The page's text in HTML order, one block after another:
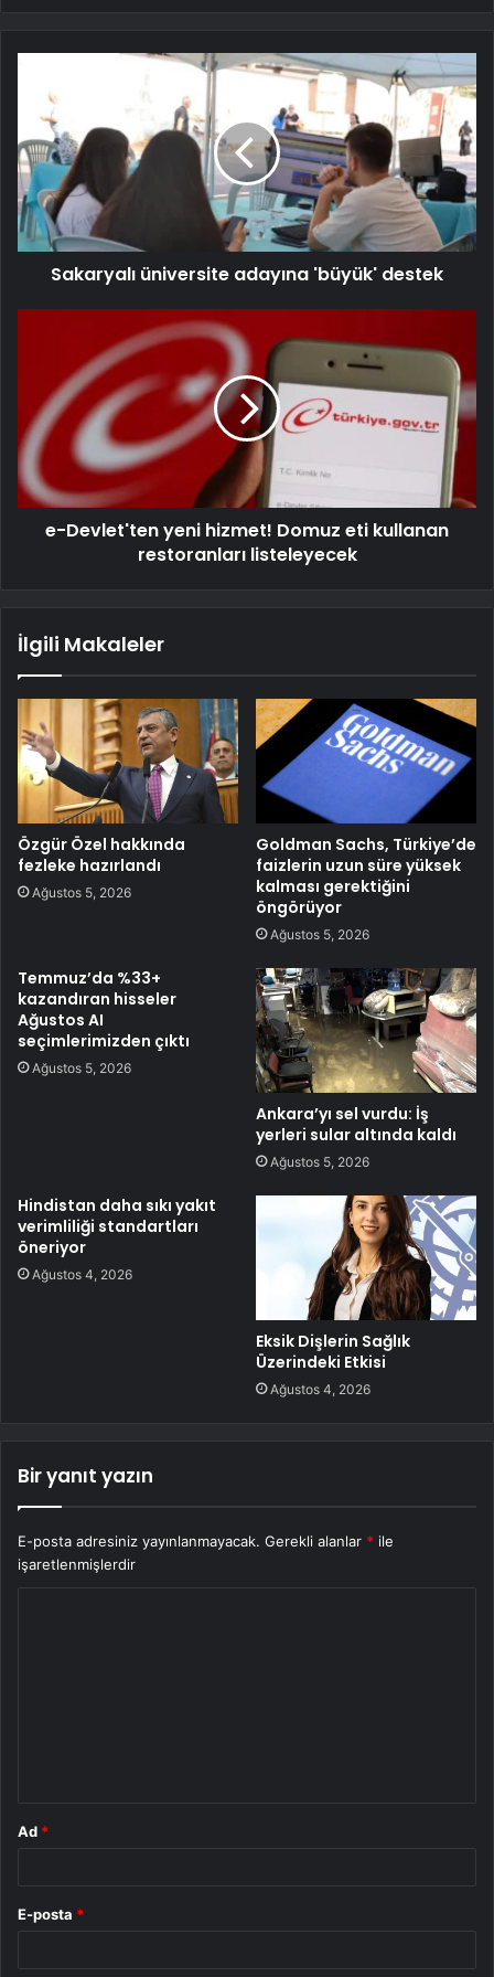
Sakaryalı üniversite adayına 'büyük' destek
e-Devlet'ten yeni hizmet! Domuz eti kullanan
restoranları listeleyecek
İlgili Makaleler
Özgür Özel hakkında
fezleke hazırlandı
Ağustos 5, 2026
Goldman Sachs, Türkiye’de
faizlerin uzun süre yüksek
kalması gerektiğini
öngörüyor
Ağustos 5, 2026
Temmuz’da %33+
kazandıran hisseler
Ağustos AI
seçimlerimizden çıktı
Ağustos 5, 2026
Ankara’yı sel vurdu: İş
yerleri sular altında kaldı
Ağustos 5, 2026
Hindistan daha sıkı yakıt
verimliliği standartları
öneriyor
Ağustos 4, 2026
Eksik Dişlerin Sağlık
Üzerindeki Etkisi
Ağustos 4, 2026
Bir yanıt yazın
E-posta adresiniz yayınlanmayacak. Gerekli alanlar * ile
işaretlenmişlerdir
Ad *
E-posta *